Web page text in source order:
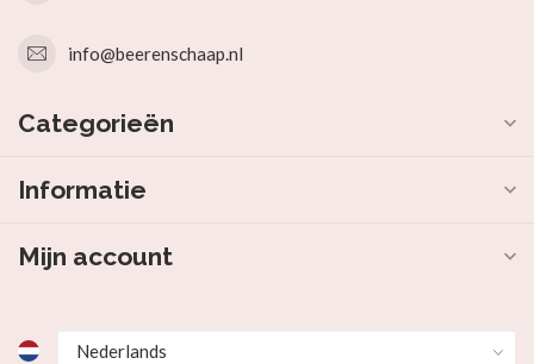
info@beerenschaap.nl
Categorieën
Informatie
Mijn account